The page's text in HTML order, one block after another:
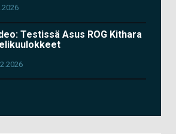
Testissä Asus ROG Kithara